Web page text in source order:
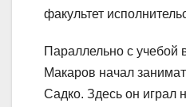
факультет
Параллельно с учебой
Макаров начал
Садко. Здесь он играл